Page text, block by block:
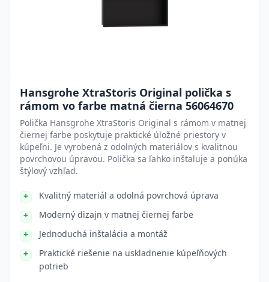
Hansgrohe XtraStoris Original polička s
rámom vo farbe matná čierna 56064670
Polička Hansgrohe XtraStoris Original s rámom v matnej
čiernej farbe poskytuje praktické úložné priestory v
kúpeľni. Je vyrobená z odolných materiálov s kvalitnou
povrchovou úpravou. Polička sa ľahko inštaluje a ponúka
štýlový vzhľad.
Kvalitný materiál a odolná povrchová úprava
Moderný dizajn v matnej čiernej farbe
Jednoduchá inštalácia a montáž
Praktické riešenie na uskladnenie kúpeľňových
potrieb